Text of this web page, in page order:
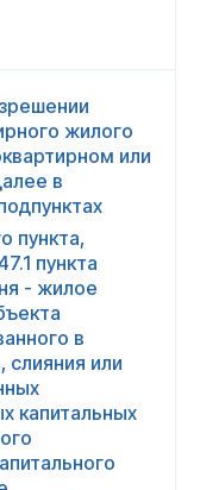
жилого
или
в
пункта,
пункта
- жилое
в
слияния или
капитальных